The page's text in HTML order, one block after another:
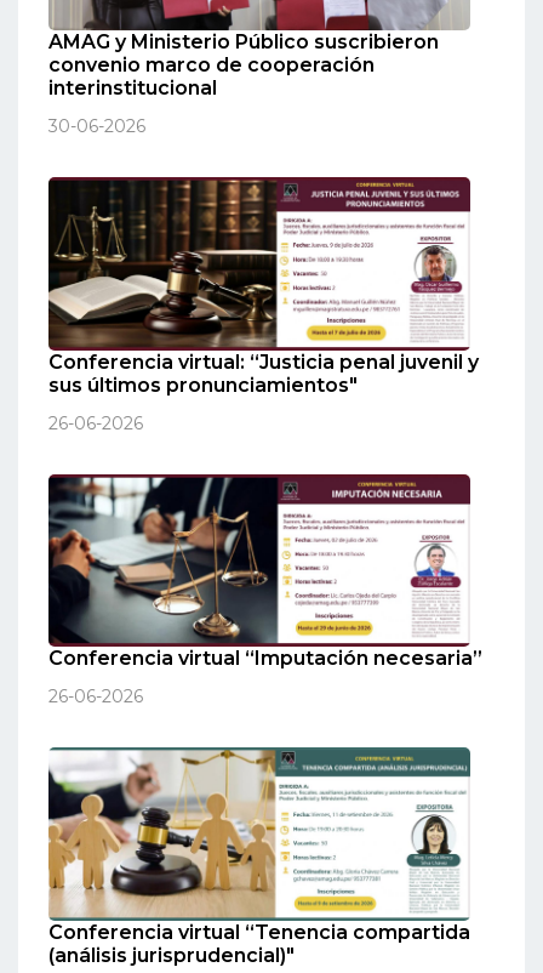
AMAG y Ministerio Público suscribieron
convenio marco de cooperación
interinstitucional
30-06-2026
Conferencia virtual: “Justicia penal juvenil y
sus últimos pronunciamientos"
26-06-2026
Conferencia virtual “Imputación necesaria”
26-06-2026
Conferencia virtual “Tenencia compartida
(análisis jurisprudencial)"